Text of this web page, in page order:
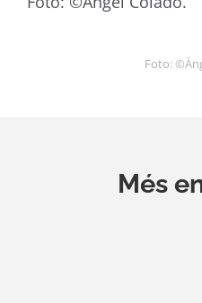
Foto:
Més